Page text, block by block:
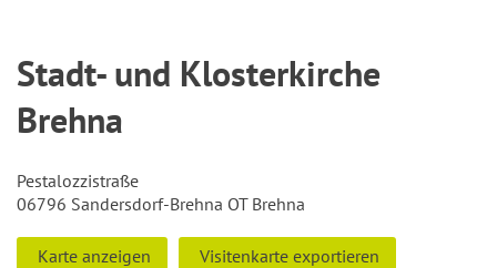
Stadt- und Klosterkirche
Brehna
Pestalozzistraße
06796 Sandersdorf-Brehna OT Brehna
Karte anzeigen Visitenkarte exportieren